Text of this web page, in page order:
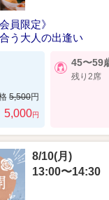
員限定》
う大人の出逢い
5,500円
5,000円
45〜59
残り2席
8/10(月)
13:00〜14:30